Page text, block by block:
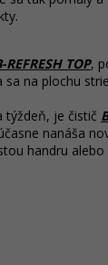
REFRESH TOP,
na plochu
týždeň, je čistič
nanáša
handru